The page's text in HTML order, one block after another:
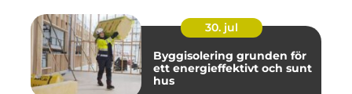
30. jul
Byggisolering grunden för
ett energieffektivt och sunt
hus